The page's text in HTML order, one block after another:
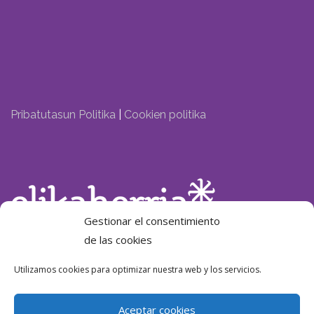
Gestionar el consentimiento
de las cookies
Utilizamos cookies para optimizar nuestra web y los servicios.
Aceptar cookies
Pribatutasun Politika Cookien politika